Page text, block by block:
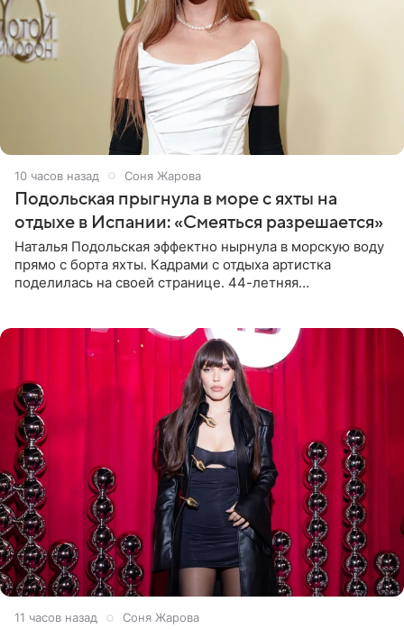
10 часов назад Соня Жарова
Подольская прыгнула в море с яхты на
отдыхе в Испании: «Смеяться разрешается»
Наталья Подольская эффектно нырнула в морскую воду
прямо с борта яхты. Кадрами с отдыха артистка
поделилась на своей странице. 44-летняя
11 часов назад Соня Жарова